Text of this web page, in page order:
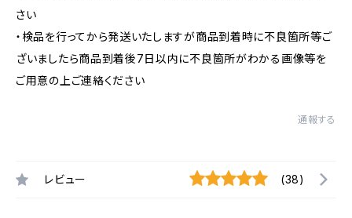
さい
・検品を行ってから発送いたしますが商品到着時に不良箇所等ご
ざいましたら商品到着後7日以内に不良箇所がわかる画像等を
ご用意の上ご連絡ください
通報する
レビュー (38)